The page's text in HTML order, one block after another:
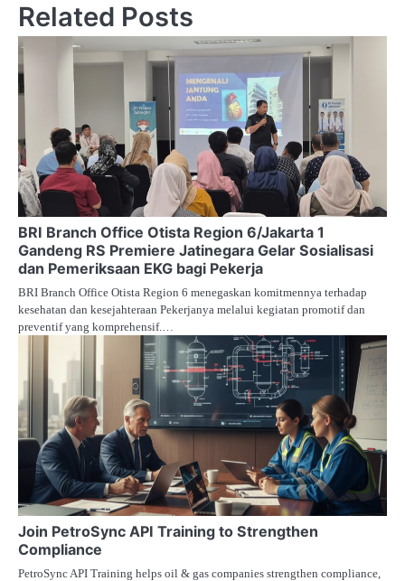
Related Posts
BRI Branch Office Otista Region 6/Jakarta 1
Gandeng RS Premiere Jatinegara Gelar Sosialisasi
dan Pemeriksaan EKG bagi Pekerja
BRI Branch Office Otista Region 6 menegaskan komitmennya terhadap
kesehatan dan kesejahteraan Pekerjanya melalui kegiatan promotif dan
preventif yang komprehensif.…
Join PetroSync API Training to Strengthen
Compliance
PetroSync API Training helps oil & gas companies strengthen compliance,